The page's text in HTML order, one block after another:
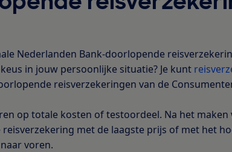
Nederlanden Bank-doorlopende
in jouw persoonlijke situatie? Je kunt
reisverzekeringen van de
op totale kosten of testoordeel. Na het maken
met de laagste prijs of met het
voren.